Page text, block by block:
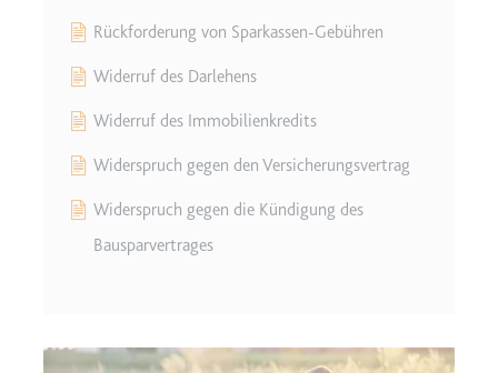
YtIdbMeta#databases
Anbieter:
youtube.com
Interaktion der Nutzer mit
verfolgen.
Ablauf:
Beständig
Typ:
IndexedDB
Rückforderung von Sparkassen-Gebühren
Widerruf des Darlehens
Widerruf des Immobilienkredits
Widerspruch gegen den Versicherungsvertrag
Widerspruch gegen die Kündigung des
Bausparvertrages